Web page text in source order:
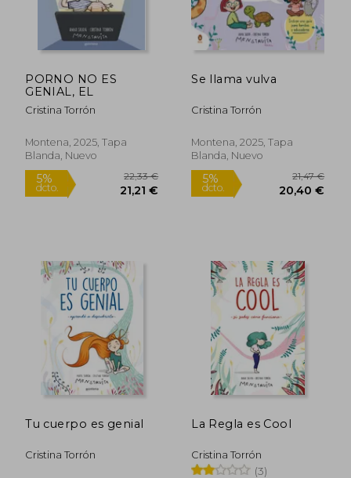
5% 5%
dcto.
PORNO NO ES
GENIAL, EL
Cristina Torrón
Montena, 2025, Tapa
Blanda, Nuevo
Se llama vulva
Cristina Torrón
Montena, 2025, Tapa
Blanda, Nuevo
Tu cuerpo es genial
Cristina Torrón
La Regla es Cool
Cristina Torrón
(3)